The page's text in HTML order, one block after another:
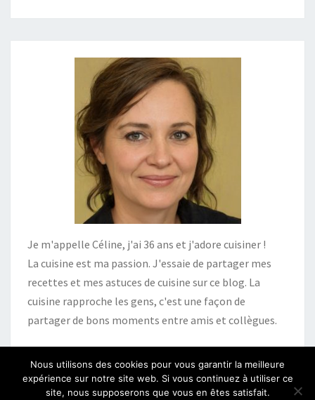
Je m'appelle Céline, j'ai 36 ans et j'adore cuisiner !
La cuisine est ma passion. J'essaie de partager mes
recettes et mes astuces de cuisine sur ce blog. La
cuisine rapproche les gens, c'est une façon de
partager de bons moments entre amis et collègues.
Nous utilisons des cookies pour vous garantir la meilleure
expérience sur notre site web. Si vous continuez à utiliser ce
site, nous supposerons que vous en êtes satisfait.